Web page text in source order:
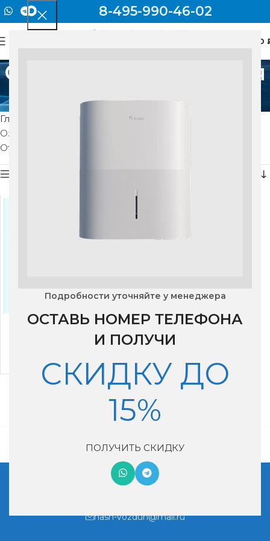
Подробности уточняйте у менеджера
ОСТАВЬ НОМЕР ТЕЛЕФОНА
И ПОЛУЧИ
СКИДКУ ДО
15%
ПОЛУЧИТЬ СКИДКУ
8-495-990-46-02
0
Озоновый фильтр для
Xiaomi mjxfj-300-G1
Главная
Товар Модель
Озоновый фильтр для Xiaomi mjxfj-300-G1
Отображение единственного товара
Озоновый фильтр для
Xiaomi mjxfj-300-G1
nash-vozduh@mail.ru